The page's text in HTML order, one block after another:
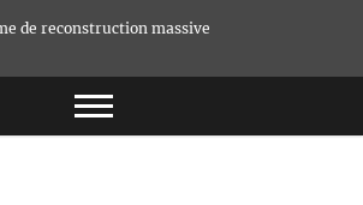
de reconstruction massive